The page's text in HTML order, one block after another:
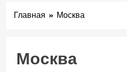
Главная Москва
Москва